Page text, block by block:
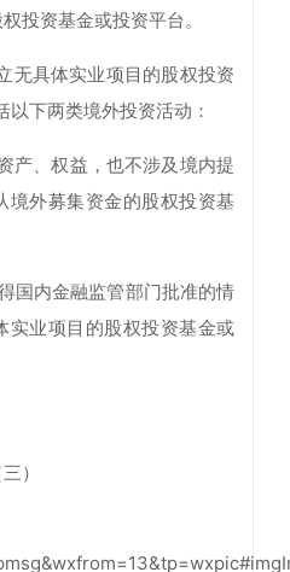
投资基金或投资平台。
无具体实业项目的股权投资
以下两类境外投资活动：
产、权益，也不涉及境内提
境外募集资金的股权投资基
国内金融监管部门批准的情
实业项目的股权投资基金或
）